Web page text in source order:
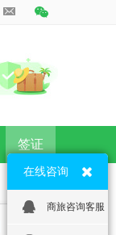
签证
在线咨询
商旅咨询客服